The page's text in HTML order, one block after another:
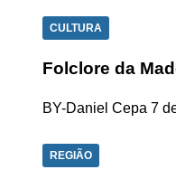
CULTURA
Folclore da
BY-Daniel Cepa 7
REGIÃO